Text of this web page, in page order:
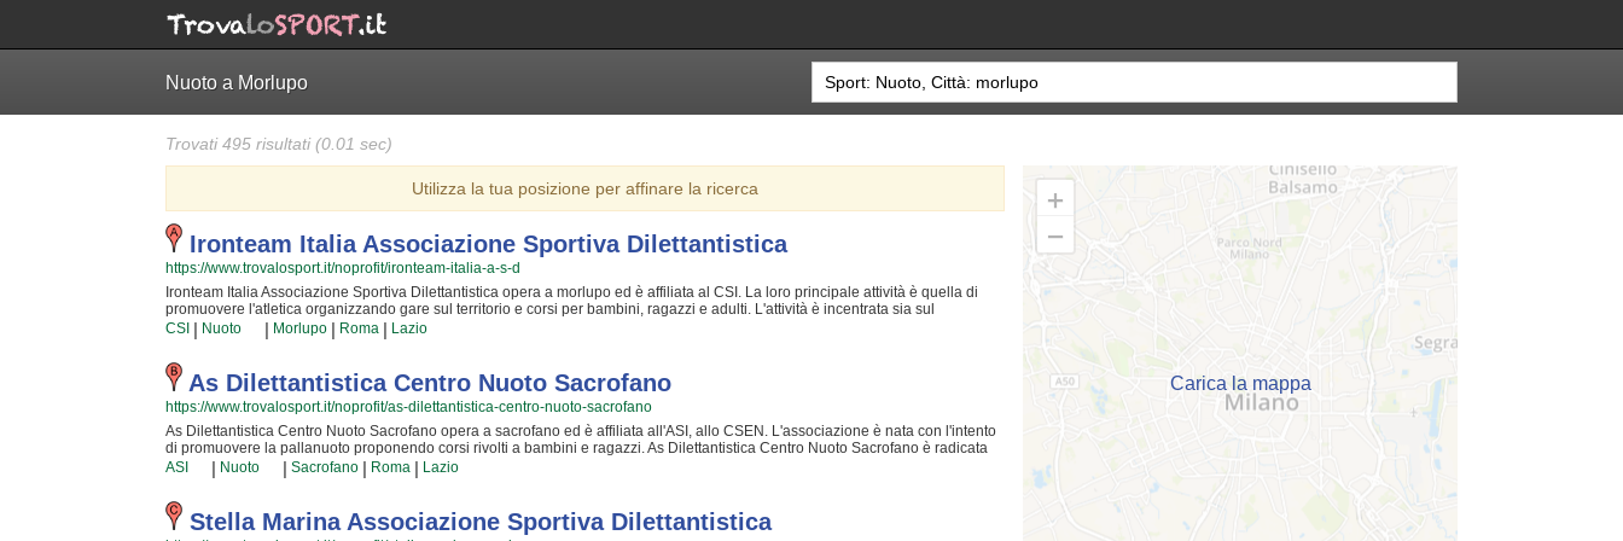
Nuoto a Morlupo
Trovati 495 risultati (0.01 sec)
Utilizza la tua posizione per affinare la ricerca
Ironteam Italia Associazione Sportiva Dilettantistica
https://www.trovalosport.it/noprofit/ironteam-italia-a-s-d
Ironteam Italia Associazione Sportiva Dilettantistica opera a morlupo ed è affiliata al CSI. La loro principale attività è quella di
promuovere l'atletica organizzando gare sul territorio e corsi per bambini, ragazzi e adulti. L'attività è incentrata sia sul
miglioramento delle capacità motorie e fisiche degli atleti sia sulla creazione di quelle qualità personali che si acquisiscono
quotidianamente affrontando sfide difficili. Proprio per questo motivo gli allenatori sono tra i più preparati della zona e sono in
grado di trasmettere quegli ideali in cui Ironteam Italia Associazione Sportiva Dilettantistica crede fin dalla sua genesi. La
passione, i sacrifici e la continua ricerca della chiave per crescere e superare i propri limiti personali rendono l'atletica uno sport
unico e da cui si viene immediatamente rapiti. Ironteam Italia Associazione Sportiva Dilettantistica è una grande comunità in cui
potrai trovare nuovi amici con cui allenarti, istruttori qualificati e un ambiente sereno. Se vuoi iscriverti o semplicemente scoprire
di più sui loro corsi puoi andare in sede o inviare un messaggio cliccando sul bottone "Contattaci" presente nella pagina.
CSI | Nuoto | Morlupo | Roma | Lazio
As Dilettantistica Centro Nuoto Sacrofano
https://www.trovalosport.it/noprofit/as-dilettantistica-centro-nuoto-sacrofano
As Dilettantistica Centro Nuoto Sacrofano opera a sacrofano ed è affiliata all'ASI, allo CSEN. L'associazione è nata con l'intento
di promuovere la pallanuoto proponendo corsi rivolti a bambini e ragazzi. As Dilettantistica Centro Nuoto Sacrofano è radicata
nella comunità di sacrofano ha educato generazioni di atleti, accompagnandoli in tutto il percorso di crescita e di maturazione
tipico degli sport di squadra. I loro istruttori di pallanuoto sono tra i più esperti e qualificati della zona e sono sicuramente i più
adatti a sviluppare il talento dei bambini che iniziano a giocare e dei ragazzi che vogliono raggiungere livelli di eccellenza. Per
questo motivo As Dilettantistica Centro Nuoto Sacrofano sarà contenta di accogliere anche tuo figlio nell'associazione, perché
possa raggiungere il successo che merita in un ambiente amichevole e con un sacco di nuovi amici. Gli allenamenti si svolgono
ASI | Nuoto | Sacrofano | Roma | Lazio
Stella Marina Associazione Sportiva Dilettantistica
Carica la mappa